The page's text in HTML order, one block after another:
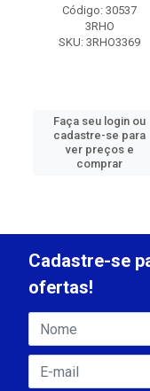
Código: 30537
3RHO
SKU: 3RHO3369
Faça seu login ou
cadastre-se para
ver preços e
comprar
Cadastre-se
ofertas!